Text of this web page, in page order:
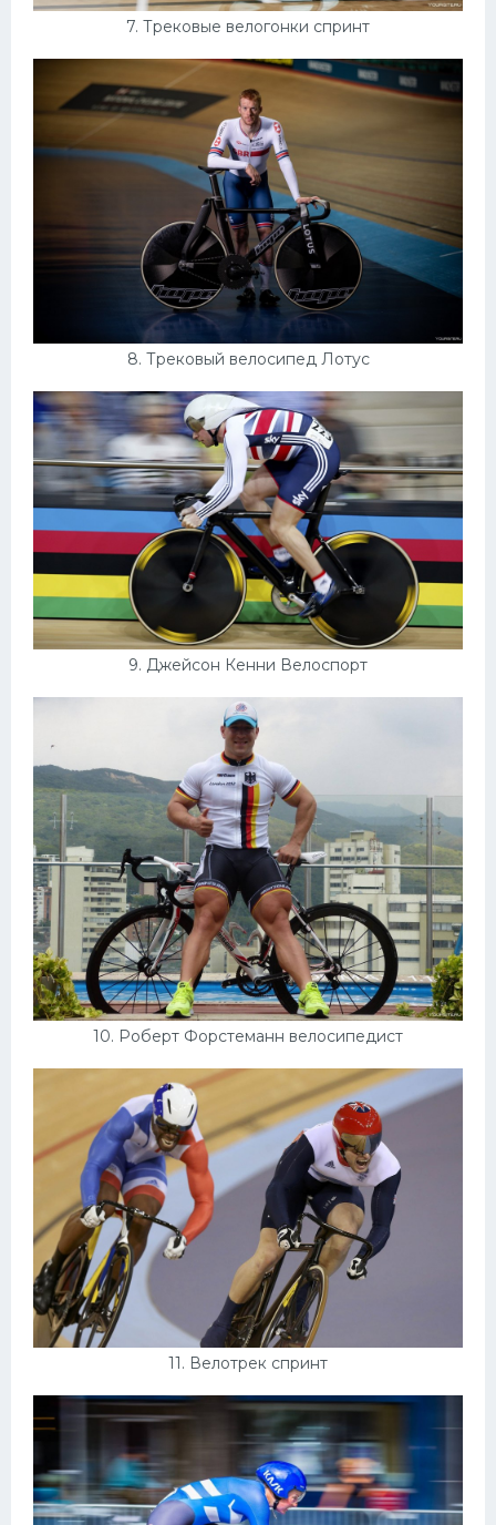
7. Трековые велогонки спринт
8. Трековый велосипед Лотус
9. Джейсон Кенни Велоспорт
10. Роберт Форстеманн велосипедист
11. Велотрек спринт